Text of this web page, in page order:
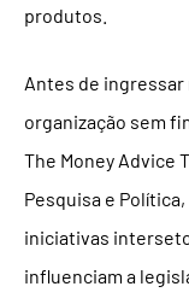
produtos.
Antes de ingressar
organização sem
The Money Advice
Pesquisa e
iniciativas
influenciam a